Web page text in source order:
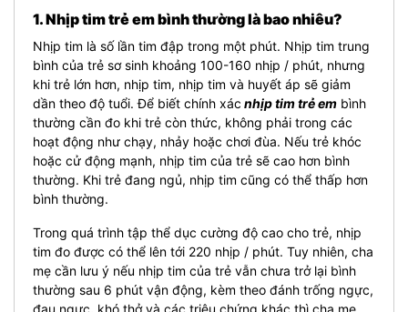
1. Nhịp tim trẻ em bình thường là bao nhiêu?
Nhịp tim là số lần tim đập trong một phút. Nhịp tim trung
bình của trẻ sơ sinh khoảng 100-160 nhịp / phút, nhưng
khi trẻ lớn hơn, nhịp tim, nhịp tim và huyết áp sẽ giảm
dần theo độ tuổi. Để biết chính xác nhịp tim trẻ em bình
thường cần đo khi trẻ còn thức, không phải trong các
hoạt động như chạy, nhảy hoặc chơi đùa. Nếu trẻ khóc
hoặc cử động mạnh, nhịp tim của trẻ sẽ cao hơn bình
thường. Khi trẻ đang ngủ, nhịp tim cũng có thể thấp hơn
bình thường.
Trong quá trình tập thể dục cường độ cao cho trẻ, nhịp
tim đo được có thể lên tới 220 nhịp / phút. Tuy nhiên, cha
mẹ cần lưu ý nếu nhịp tim của trẻ vẫn chưa trở lại bình
thường sau 6 phút vận động, kèm theo đánh trống ngực,
đau ngực, khó thở và các triệu chứng khác thì cha mẹ